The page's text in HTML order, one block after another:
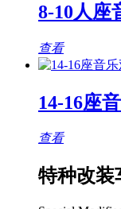
8-10人座
查看
14-16座
查看
特种改装